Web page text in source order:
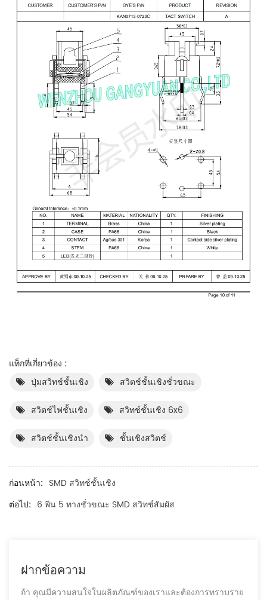
แท็กที่เกี่ยวข้อง :
ปุ่มสวิทช์ชั้นเชิง
สวิตช์ชั้นเชิงชั่วขณะ
สวิตช์ไฟชั้นเชิง สวิทช์ชั้นเชิง 6x6
สวิตช์ชั้นเชิงนำ ชั้นเชิงสวิตช์
ก่อนหน้า: SMD สวิทช์ชั้นเชิง
ต่อไป: 6 พิน 5 ทางชั่วขณะ SMD สวิทช์สัมผัส
ฝากข้อความ
ถ้า คุณมีความสนใจในผลิตภัณฑ์ของเราและต้องการทราบราย